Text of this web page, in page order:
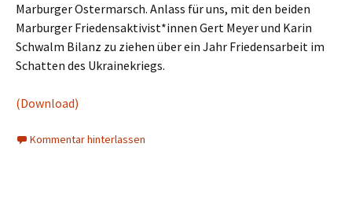
Marburger Ostermarsch. Anlass für uns, mit den beiden
Marburger Friedensaktivist*innen Gert Meyer und Karin
Schwalm Bilanz zu ziehen über ein Jahr Friedensarbeit im
Schatten des Ukrainekriegs.
(Download)
Kommentar hinterlassen